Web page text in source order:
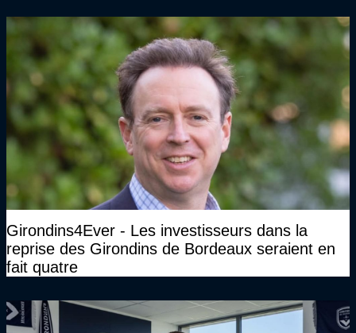
Girondins4Ever - Les investisseurs dans la
reprise des Girondins de Bordeaux seraient en
fait quatre